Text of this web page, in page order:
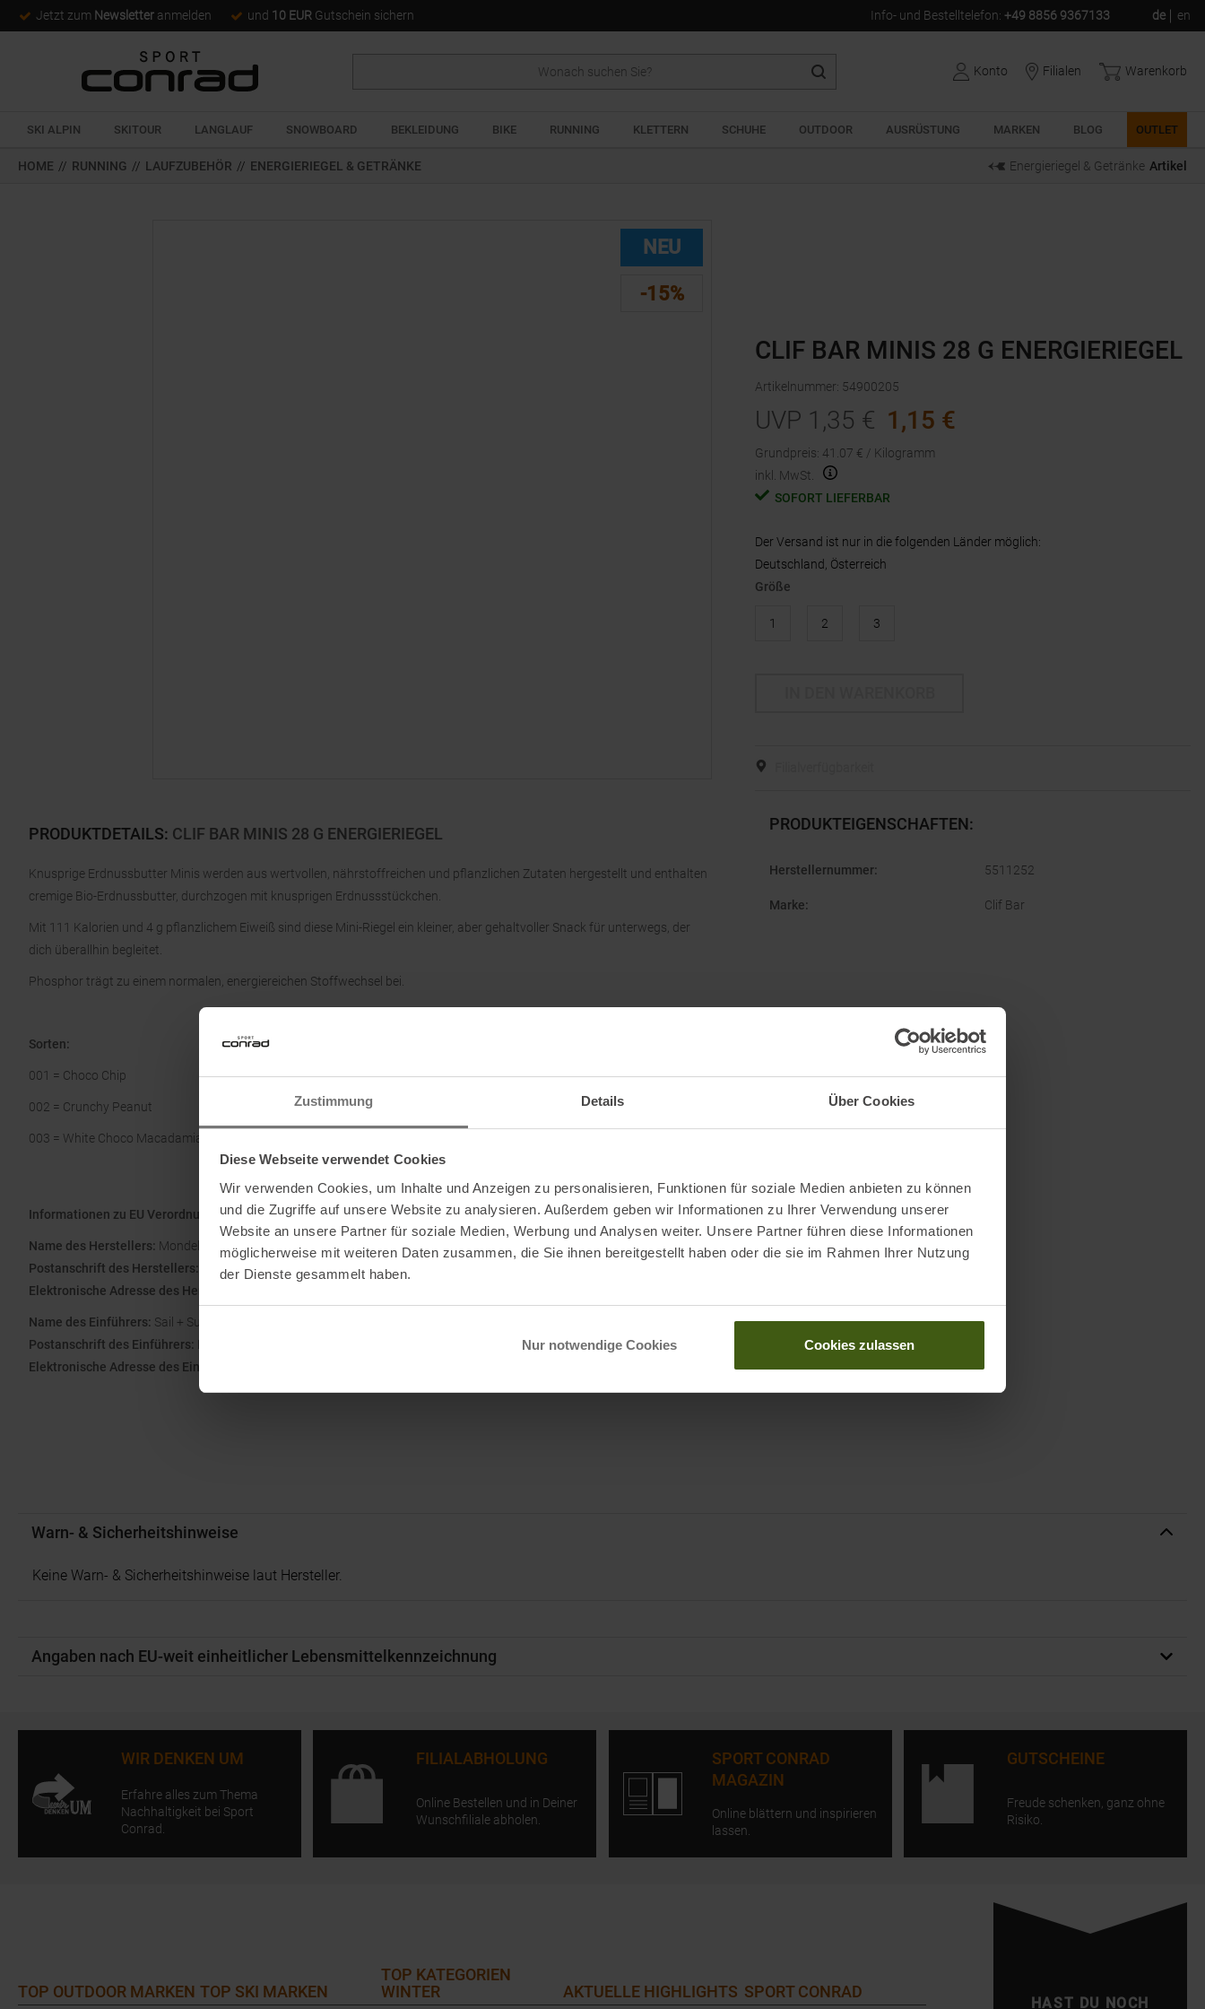
Zustimmung Details Über Cookies
Diese Webseite verwendet Cookies
Wir verwenden Cookies, um Inhalte und Anzeigen zu personalisieren, Funktionen für soziale Medien anbieten zu können
und die Zugriffe auf unsere Website zu analysieren. Außerdem geben wir Informationen zu Ihrer Verwendung unserer
Website an unsere Partner für soziale Medien, Werbung und Analysen weiter. Unsere Partner führen diese Informationen
möglicherweise mit weiteren Daten zusammen, die Sie ihnen bereitgestellt haben oder die sie im Rahmen Ihrer Nutzung
der Dienste gesammelt haben.
Nur notwendige Cookies Cookies zulassen
Jetzt zum Newsletter anmelden und 10 EUR Gutschein sichern Info- und Bestelltelefon: +49 8856 9367133 de en
Konto Filialen Warenkorb
SKI ALPIN SKITOUR LANGLAUF SNOWBOARD BEKLEIDUNG BIKE RUNNING KLETTERN SCHUHE OUTDOOR AUSRÜSTUNG MARKEN BLOG OUTLET
HOME // RUNNING // LAUFZUBEHÖR // ENERGIERIEGEL & GETRÄNKE Energieriegel & Getränke Artikel
NEU
-15%
PRODUKTDETAILS: CLIF BAR MINIS 28 G ENERGIERIEGEL
Knusprige Erdnussbutter Minis werden aus wertvollen, nährstoffreichen und pflanzlichen Zutaten hergestellt und enthalten
cremige Bio-Erdnussbutter, durchzogen mit knusprigen Erdnussstückchen.
Mit 111 Kalorien und 4 g pflanzlichem Eiweiß sind diese Mini-Riegel ein kleiner, aber gehaltvoller Snack für unterwegs, der
dich überallhin begleitet.
Phosphor trägt zu einem normalen, energiereichen Stoffwechsel bei.
Sorten:
001 = Choco Chip
002 = Crunchy Peanut
003 = White Choco Macadamia
Informationen zu EU Verordnung GPSR
Name des Herstellers: Mondelēz World Travel Retail GmbH
Postanschrift des Herstellers:
Lindbergh-Allee 1, 8152, Glattpark (Opfikon), CH
Elektronische Adresse des Herstellers:
Name des Einführers: Sail + Surf GmbH
Postanschrift des Einführers: Bundesstraße 55, 4822 Bad Goisern, AT
Elektronische Adresse des Einführers:
CLIF BAR MINIS 28 G ENERGIERIEGEL
Artikelnummer: 54900205
UVP 1,35 € 1,15 €
Grundpreis: 41.07 € / Kilogramm
inkl. MwSt.
SOFORT LIEFERBAR
Der Versand ist nur in die folgenden Länder möglich:
Deutschland, Österreich
Größe
1 2 3
PRODUKTEIGENSCHAFTEN:
Herstellernummer: 5511252
Marke: Clif Bar
Warn- & Sicherheitshinweise
Keine Warn- & Sicherheitshinweise laut Hersteller.
Angaben nach EU-weit einheitlicher Lebensmittelkennzeichnung
WIR DENKEN UM
Erfahre alles zum Thema
Nachhaltigkeit bei Sport
Conrad.
FILIALABHOLUNG
Online Bestellen und in Deiner
Wunschfiliale abholen.
SPORT CONRAD
MAGAZIN
Online blättern und inspirieren
lassen.
GUTSCHEINE
Freude schenken, ganz ohne
Risiko.
HAST DU NOCH
TOP OUTDOOR MARKEN TOP SKI MARKEN
TOP KATEGORIEN
WINTER
AKTUELLE HIGHLIGHTS SPORT CONRAD